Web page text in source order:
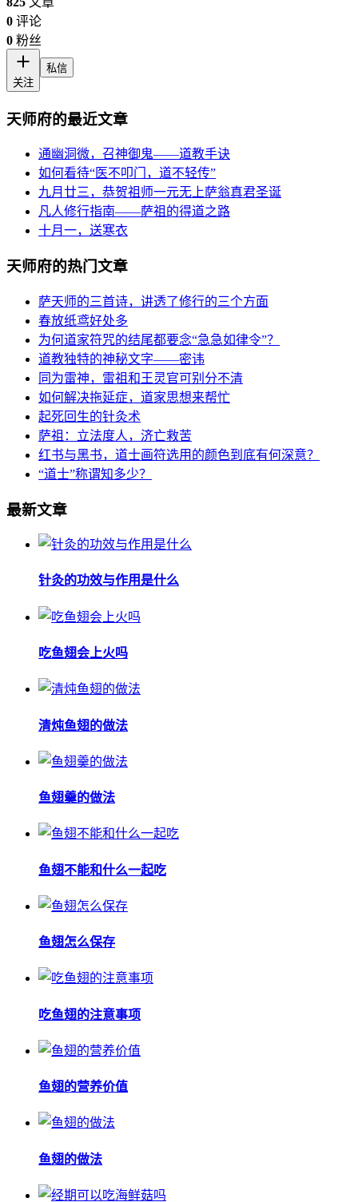
0 评论
0 粉丝
关注
私信
天师府的最近文章
通幽洞微，召神御鬼——道教手诀
如何看待“医不叩门，道不轻传”
九月廿三，恭贺祖师一元无上萨翁真君圣诞
凡人修行指南——萨祖的得道之路
十月一，送寒衣
天师府的热门文章
萨天师的三首诗，讲透了修行的三个方面
春放纸鸢好处多
为何道家符咒的结尾都要念“急急如律令”？
道教独特的神秘文字——密讳
同为雷神，雷祖和王灵官可别分不清
如何解决拖延症，道家思想来帮忙
起死回生的针灸术
萨祖：立法度人，济亡救苦
红书与黑书，道士画符选用的颜色到底有何深意？
“道士”称谓知多少？
最新文章
针灸的功效与作用是什么
吃鱼翅会上火吗
清炖鱼翅的做法
鱼翅羹的做法
鱼翅不能和什么一起吃
鱼翅怎么保存
吃鱼翅的注意事项
鱼翅的营养价值
鱼翅的做法